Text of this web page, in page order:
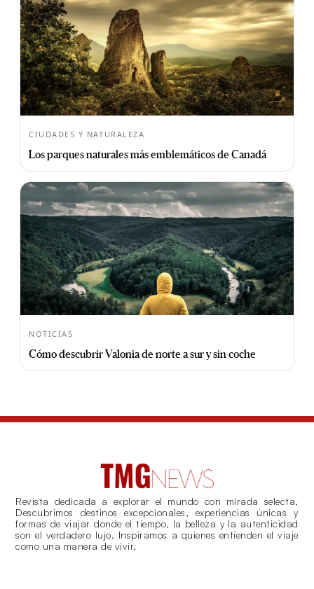
CIUDADES Y NATURALEZA
Los parques naturales más emblemáticos de Canadá
NOTICIAS
Cómo descubrir Valonia de norte a sur y sin coche
Revista dedicada a explorar el mundo con mirada selecta.
Descubrimos destinos excepcionales, experiencias únicas y
formas de viajar donde el tiempo, la belleza y la autenticidad
son el verdadero lujo. Inspiramos a quienes entienden el viaje
como una manera de vivir.